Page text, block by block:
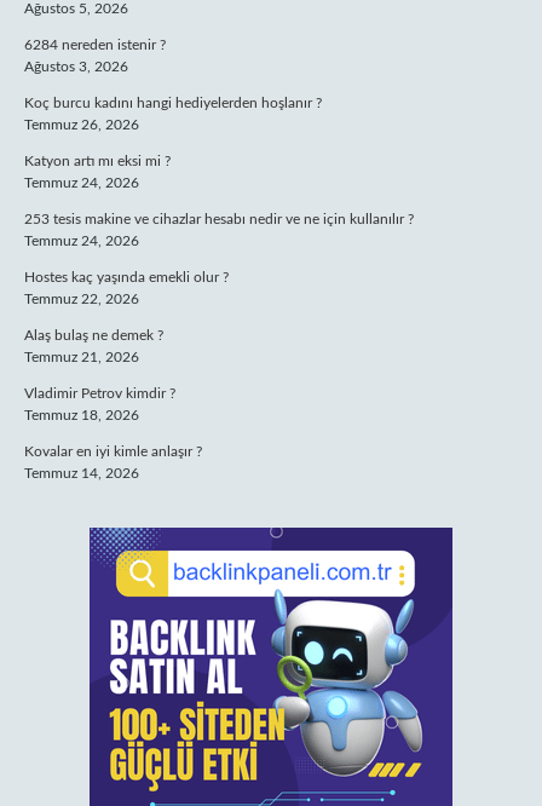
Ağustos 5, 2026
6284 nereden istenir ?
Ağustos 3, 2026
Koç burcu kadını hangi hediyelerden hoşlanır ?
Temmuz 26, 2026
Katyon artı mı eksi mi ?
Temmuz 24, 2026
253 tesis makine ve cihazlar hesabı nedir ve ne için kullanılır ?
Temmuz 24, 2026
Hostes kaç yaşında emekli olur ?
Temmuz 22, 2026
Alaş bulaş ne demek ?
Temmuz 21, 2026
Vladimir Petrov kimdir ?
Temmuz 18, 2026
Kovalar en iyi kimle anlaşır ?
Temmuz 14, 2026